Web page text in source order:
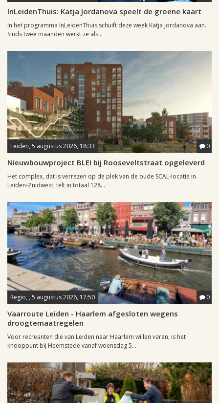
InLeidenThuis: Katja Jordanova speelt de groene kaart
In het programma InLeidenThuis schuift deze week Katja Jordanova aan.
Sinds twee maanden werkt ze als...
Leiden, 5 augustus 2026, 18:33 0
Nieuwbouwproject BLEI bij Rooseveltstraat opgeleverd
Het complex, dat is verrezen op de plek van de oude SCAL-locatie in
Leiden-Zuidwest, telt in totaal 128...
Regio, , 5 augustus 2026, 17:50 0
Vaarroute Leiden - Haarlem afgesloten wegens
droogtemaatregelen
Voor recreanten die van Leiden naar Haarlem willen varen, is het
knooppunt bij Heemstede vanaf woensdag 5...